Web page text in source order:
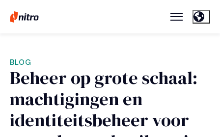
BLOG
Beheer op grote schaal:
machtigingen en
identiteitsbeheer voor